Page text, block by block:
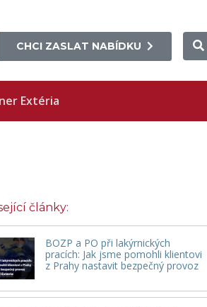
CHCI ZASLAT NABÍDKU
Extéria
články:
BOZP a PO při lakýrnických
pracích: Jak jsme pomohli klientovi
z Prahy nastavit bezpečný provoz